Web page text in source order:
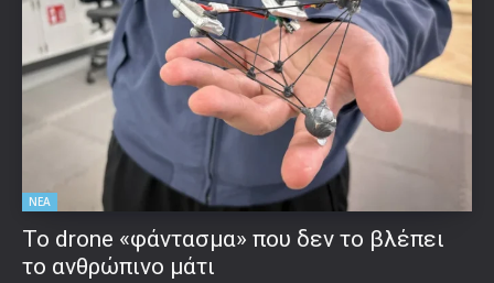
ΝΕΑ
Το drone «φάντασμα» που δεν το βλέπει
το ανθρώπινο μάτι